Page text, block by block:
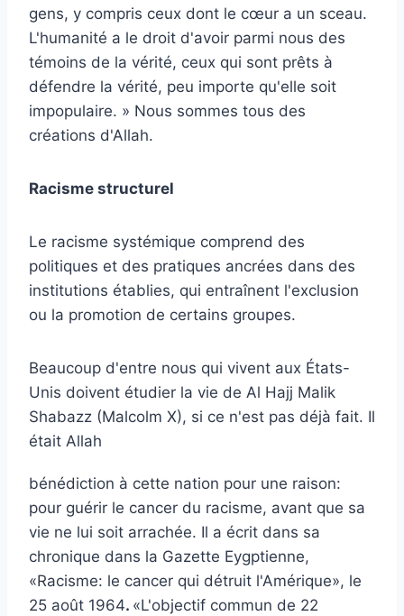
gens, y compris ceux dont le cœur a un sceau.
L'humanité a le droit d'avoir parmi nous des
témoins de la vérité, ceux qui sont prêts à
défendre la vérité, peu importe qu'elle soit
impopulaire. » Nous sommes tous des
créations d'Allah.
Racisme structurel
Le racisme systémique comprend des
politiques et des pratiques ancrées dans des
institutions établies, qui entraînent l'exclusion
ou la promotion de certains groupes.
Beaucoup d'entre nous qui vivent aux États-
Unis doivent étudier la vie de Al Hajj Malik
Shabazz (Malcolm X), si ce n'est pas déjà fait. Il
était Allah
bénédiction à cette nation pour une raison:
pour guérir le cancer du racisme, avant que sa
vie ne lui soit arrachée. Il a écrit dans sa
chronique dans la Gazette Eygptienne,
«Racisme: le cancer qui détruit l'Amérique», le
25 août 1964. «L'objectif commun de 22